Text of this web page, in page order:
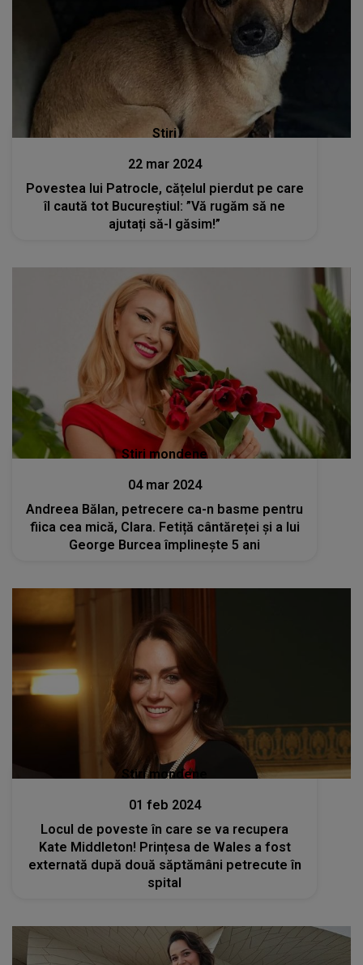
Stiri
22 mar 2024
Povestea lui Patrocle, cățelul pierdut pe care
îl caută tot Bucureștiul: ”Vă rugăm să ne
ajutați să-l găsim!”
Stiri mondene
04 mar 2024
Andreea Bălan, petrecere ca-n basme pentru
fiica cea mică, Clara. Fetiță cântăreței și a lui
George Burcea împlinește 5 ani
Stiri mondene
01 feb 2024
Locul de poveste în care se va recupera
Kate Middleton! Prințesa de Wales a fost
externată după două săptămâni petrecute în
spital